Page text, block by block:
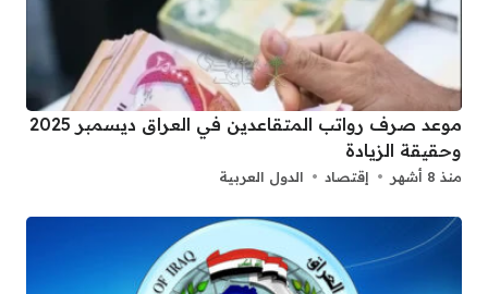
موعد صرف رواتب المتقاعدين في العراق ديسمبر 2025
وحقيقة الزيادة
منذ 8 أشهر إقتصاد الدول العربية